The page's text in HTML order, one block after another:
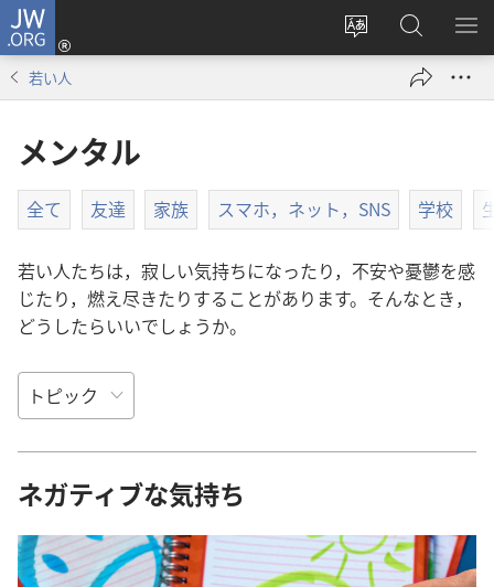
JW.ORG
サ
ト
を
変
え
る
ロ
グ
ン
タ
ブ
で
開
く）
JW.ORG
の
検
メ
を
若い人
メンタル
全て 友達 家族 スマホ，ネット，SNS 学校
若い人たちは，寂しい気持ちになったり，不安や憂鬱を感
じたり，燃え尽きたりすることがあります。そんなとき，
どうしたらいいでしょうか。
ネガティブな気持ち